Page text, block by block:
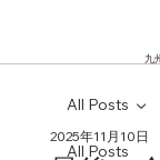
九
All Posts
All Posts
2025年11月10日